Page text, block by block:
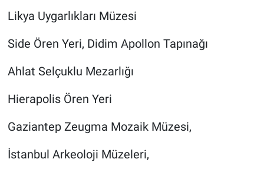
Likya Uygarlıkları Müzesi
Side Ören Yeri, Didim Apollon Tapınağı
Ahlat Selçuklu Mezarlığı
Hierapolis Ören Yeri
Gaziantep Zeugma Mozaik Müzesi,
İstanbul Arkeoloji Müzeleri,